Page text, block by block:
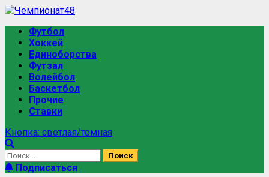
Футбол
Хоккей
Единоборства
Футзал
Волейбол
Баскетбол
Прочие
Ставки
Кнопка: светлая/темная
Подписаться